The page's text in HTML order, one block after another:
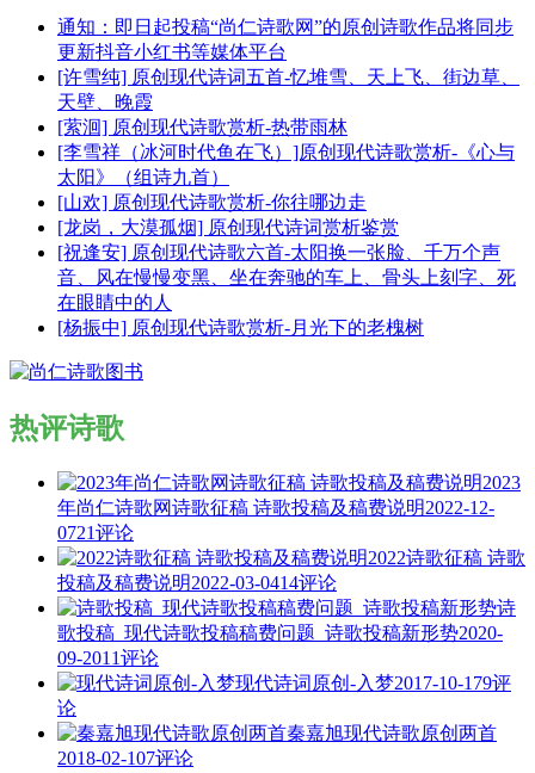
通知：即日起投稿“尚仁诗歌网”的原创诗歌作品将同步
更新抖音小红书等媒体平台
[许雪纯] 原创现代诗词五首-忆堆雪、天上飞、街边草、
天壁、晚霞
[萦洄] 原创现代诗歌赏析-热带雨林
[李雪祥（冰河时代鱼在飞）]原创现代诗歌赏析-《心与
太阳》（组诗九首）
[山欢] 原创现代诗歌赏析-你往哪边走
[龙岗，大漠孤烟] 原创现代诗词赏析鉴赏
[祝逢安] 原创现代诗歌六首-太阳换一张脸、千万个声
音、风在慢慢变黑、坐在奔驰的车上、骨头上刻字、死
在眼睛中的人
[杨振中] 原创现代诗歌赏析-月光下的老槐树
热评诗歌
2023
年尚仁诗歌网诗歌征稿 诗歌投稿及稿费说明2022-12-
0721评论
2022诗歌征稿 诗歌
投稿及稿费说明2022-03-0414评论
诗
歌投稿_现代诗歌投稿稿费问题_诗歌投稿新形势2020-
09-2011评论
现代诗词原创-入梦2017-10-179评
论
秦嘉旭现代诗歌原创两首
2018-02-107评论